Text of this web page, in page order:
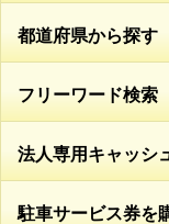
都道府県から探す
フリーワード検索
法人専用キャッシ
駐車サービス券を